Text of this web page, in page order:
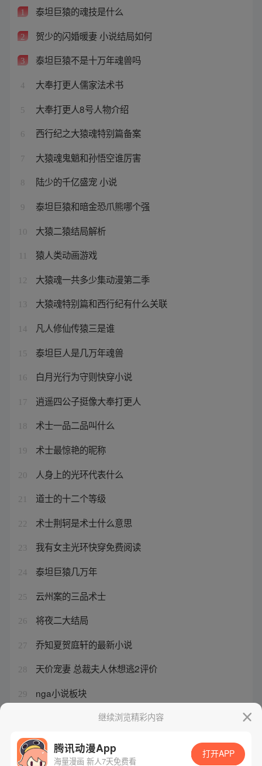
1 泰坦巨猿的魂技是什么
2 贺少的闪婚暖妻 小说结局如何
3 泰坦巨猿不是十万年魂兽吗
4 大奉打更人儒家法术书
5 大奉打更人8号人物介绍
6 西行纪之大猿魂特别篇备案
7 大猿魂鬼魈和孙悟空谁厉害
8 陆少的千亿盛宠 小说
9 泰坦巨猿和暗金恐爪熊哪个强
10 大猿二猿结局解析
猿人类动画游戏
12 大猿魂一共多少集动漫第二季
13 大猿魂特别篇和西行纪有什么关联
14 凡人修仙传猿三是谁
15 泰坦巨人是几万年魂兽
16 白月光行为守则快穿小说
17 逍遥四公子挺像大奉打更人
18 术士一品二品叫什么
19 术士最惊艳的昵称
20 人身上的光环代表什么
21 道士的十二个等级
22 术士荆轲是术士什么意思
23 我有女主光环快穿免费阅读
24 泰坦巨猿几万年
25 云州案的三品术士
26 将夜二大结局
27 乔知夏贺庭轩的最新小说
28 天价宠妻 总裁夫人休想逃2评价
29 nga小说板块
大猿魂一共多少集完结了继续浏览精彩内容
腾讯动漫App
海量漫画 新人7天免费看
打开APP